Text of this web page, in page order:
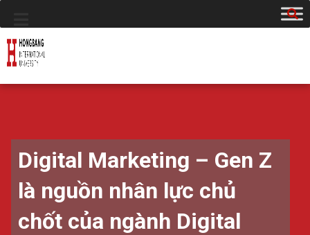
Digital Marketing – Gen Z
là nguồn nhân lực chủ
chốt của ngành Digital